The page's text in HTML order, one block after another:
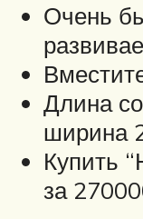
Очень
Длина
ширина
Купить
за